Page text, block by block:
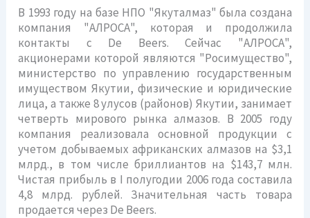
В 1993 году на базе НПО "Якуталмаз" была создана
компания "АЛРОСА", которая и продолжила
контакты с De Beers. Сейчас "АЛРОСА",
акционерами которой являются "Росимущество",
министерство по управлению государственным
имуществом Якутии, физические и юридические
лица, а также 8 улусов (районов) Якутии, занимает
четверть мирового рынка алмазов. В 2005 году
компания реализовала основной продукции с
учетом добываемых африканских алмазов на $3,1
млрд., в том числе бриллиантов на $143,7 млн.
Чистая прибыль в I полугодии 2006 года составила
4,8 млрд. рублей. Значительная часть товара
продается через De Beers.